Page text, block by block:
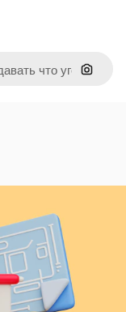
Поиск